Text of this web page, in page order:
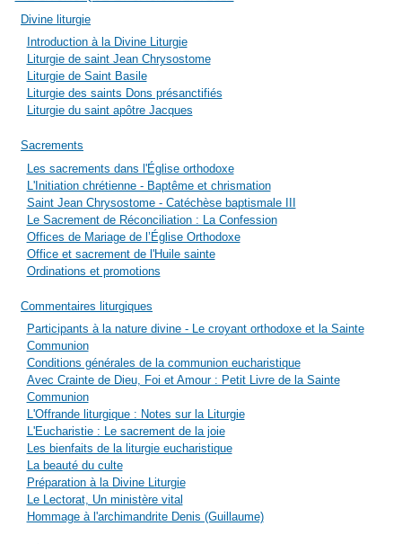
Divine liturgie
Introduction à la Divine Liturgie
Liturgie de saint Jean Chrysostome
Liturgie de Saint Basile
Liturgie des saints Dons présanctifiés
Liturgie du saint apôtre Jacques
Sacrements
Les sacrements dans l'Église orthodoxe
L'Initiation chrétienne - Baptême et chrismation
Saint Jean Chrysostome - Catéchèse baptismale III
Le Sacrement de Réconciliation : La Confession
Offices de Mariage de l’Église Orthodoxe
Office et sacrement de l'Huile sainte
Ordinations et promotions
Commentaires liturgiques
Participants à la nature divine - Le croyant orthodoxe et la Sainte
Communion
Conditions générales de la communion eucharistique
Avec Crainte de Dieu, Foi et Amour : Petit Livre de la Sainte
Communion
L'Offrande liturgique : Notes sur la Liturgie
L'Eucharistie : Le sacrement de la joie
Les bienfaits de la liturgie eucharistique
La beauté du culte
Préparation à la Divine Liturgie
Le Lectorat, Un ministère vital
Hommage à l'archimandrite Denis (Guillaume)